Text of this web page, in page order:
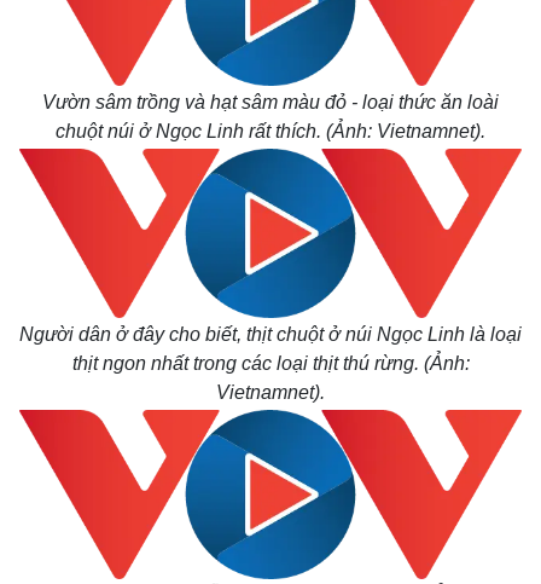
Vườn sâm trồng và hạt sâm màu đỏ - loại thức ăn loài
chuột núi ở Ngọc Linh rất thích. (Ảnh: Vietnamnet).
Người dân ở đây cho biết, thịt chuột ở núi Ngọc Linh là loại
thịt ngon nhất trong các loại thịt thú rừng. (Ảnh:
Vietnamnet).